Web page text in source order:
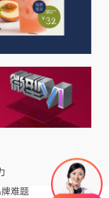
难题